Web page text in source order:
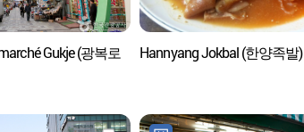
Gukje (광복로
Hannyang Jokbal (한양족발)